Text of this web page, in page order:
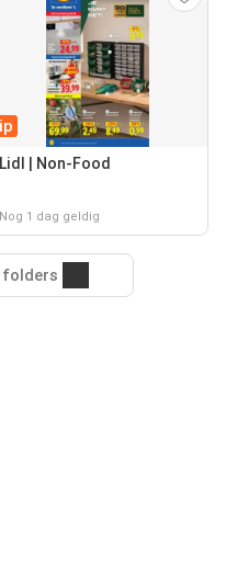
Lidl | Non-Food
Nog 1 dag geldig
folders